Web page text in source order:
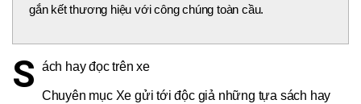
gắn kết thương hiệu với công chúng toàn cầu.
S ách hay đọc trên xe
Chuyên mục Xe gửi tới độc giả những tựa sách hay